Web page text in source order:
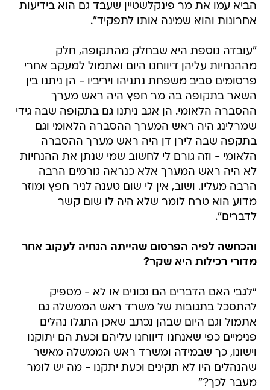
הביא עמו את מר פינקלשטיין שעבד גם הוא בידיעות
אחרונות והוא שמינה אותו לתפקיד".
"עובדה נוספת היא שבחלק מהתקופה, חלק
מההנחיות עליהן דיווחנו היום ואתמול למעקב אחרי
פרסומים סביב משפחת נתניהו ויריביו - הן ניתנו בין
השאר בתקופה בה מר חפץ היה ראש מערך
ההסברה הלאומי. הן אגב ניתנו גם בתקופה שבה גידי
שמרלינג היה ראש המערך ההסברה הלאומי וגם
בתקפה שבה לירן דן היה ראש מערך ההסברה
הלאומי - וזה גורם לי לחשוב שמי שנתן את ההנחיות
לא היה ראש המערך אלא כנראה גורמים הרבה
הרבה מעליו. ושוב, אין לי שום טענה לניר חפץ ומוזר
מדוע הוא טרח לומר שלא היה לו שום קשר
לדברים".
והכחשה לפיה הפרסום שהייתה הנחיה לעקוב אחר
מדורי רכילות היא שקר?
"לגבי האם הדברים הם נכונים או לא - מספיק
להתסכל בתגובות של משרד ראש הממשלה גם
אתמול וגם היום שבהן נכתב שאכן התגלו נהלים
פנימיים כפי שאנחנו דיווחנו עליהם וכעת הם יתוקנו
וישונו, כך שבמידה ומשרד ראש הממשלה מאשר
שהנהלים היו לא תקינים וכעת יתקנו - מה יש לומר
מעבר לכך?"